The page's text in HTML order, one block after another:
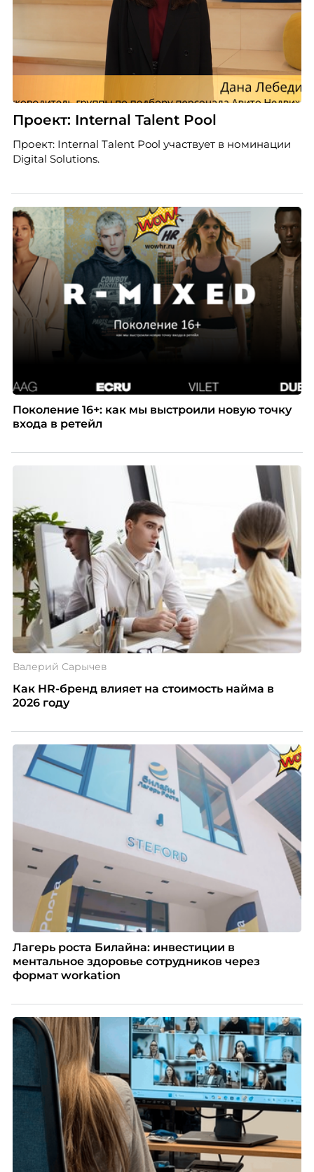
Проект: Internal Talent Pool
Проект: Internal Talent Pool участвует в номинации
Digital Solutions.
Поколение 16+: как мы выстроили новую точку
входа в ретейл
Валерий Сарычев
Как HR-бренд влияет на стоимость найма в
2026 году
Лагерь роста Билайна: инвестиции в
ментальное здоровье сотрудников через
формат workation